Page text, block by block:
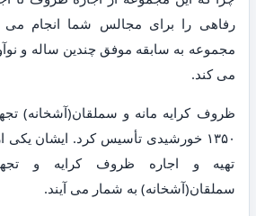
رفاهی را برای مجالس شما انجام می
مجموعه به سابقه موفق چندین ساله و
می کند.
ظروف کرایه مانه و سملقان(آشخانه)
۱۳۵۰ خورشیدی تأسیس کرد. ایشان
تهیه و اجاره ظروف کرایه و
سملقان(آشخانه) به شمار می آیند.